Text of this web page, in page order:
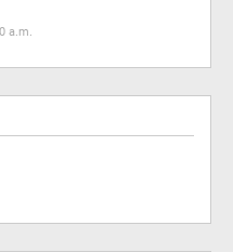
a.m.